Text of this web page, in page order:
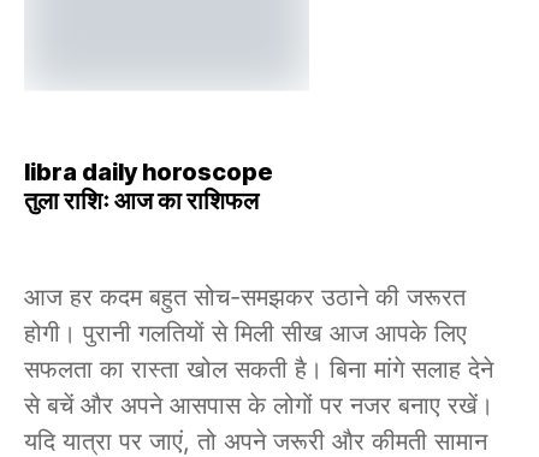
libra daily horoscope
तुला राशिः आज का राशिफल
आज हर कदम बहुत सोच-समझकर उठाने की जरूरत
होगी। पुरानी गलतियों से मिली सीख आज आपके लिए
सफलता का रास्ता खोल सकती है। बिना मांगे सलाह देने
से बचें और अपने आसपास के लोगों पर नजर बनाए रखें।
यदि यात्रा पर जाएं, तो अपने जरूरी और कीमती सामान